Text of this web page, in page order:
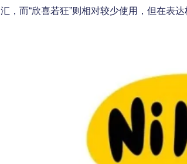
汇，而“欣喜若狂”则相对较少使用，但在表